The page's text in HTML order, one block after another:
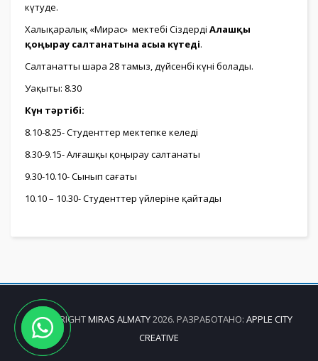
күтуде.
Халықаралық «Мирас» мектебі Сіздерді Алғашқы
қоңырау салтанатына асыға күтеді.
Салтанатты шара 28 тамыз, дүйсенбі күні болады.
Уақыты: 8.30
Күн тәртібі:
8.10-8.25- Студенттер мектепке келеді
8.30-9.15- Алғашқы қоңырау салтанаты
9.30-10.10- Сынып сағаты
10.10 – 10.30- Студенттер үйлеріне қайтады
© COPYRIGHTMIRAS ALMATY2026. РАЗРАБОТАНО: APPLE CITY
CREATIVE